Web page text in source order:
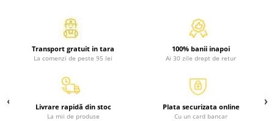
Atlase, dictionare si enciclopedii
Benzi desenate
Carte prescolara
Carti de colorat
Carti pentru copii
Literatura si fictiune
Transport gratuit in tara
La comenzi de peste 95 lei
100% banii inapoi
Ai 30 zile drept de retur
Livrare rapidă din stoc
La mii de produse
Plata securizata online
Cu un card bancar